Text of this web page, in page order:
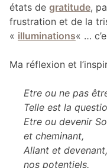
états de gratitude,
frustration et de la
« illuminations« …
Ma réflexion et
Etre ou ne pas
Telle est la
Etre ou devenir
et cheminant,
Allant et
nos potentiels.